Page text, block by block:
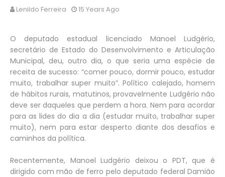
Lenildo Ferreira 15 Years Ago
O deputado estadual licenciado Manoel Ludgério,
secretário de Estado do Desenvolvimento e Articulação
Municipal, deu, outro dia, o que seria uma espécie de
receita de sucesso: “comer pouco, dormir pouco, estudar
muito, trabalhar super muito”. Político calejado, homem
de hábitos rurais, matutinos, provavelmente Ludgério não
deve ser daqueles que perdem a hora. Nem para acordar
para as lides do dia a dia (estudar muito, trabalhar super
muito), nem para estar desperto diante dos desafios e
caminhos da política.
Recentemente, Manoel Ludgério deixou o PDT, que é
dirigido com mão de ferro pelo deputado federal Damião